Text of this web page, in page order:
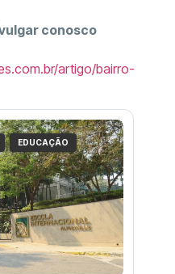
conosco
artigo/bairro-
EDUCAÇÃO